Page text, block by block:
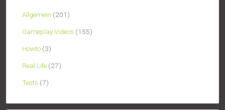
Allgemein (201)
Gameplay Videos (155)
Howto (3)
Real Life (27)
Tests (7)